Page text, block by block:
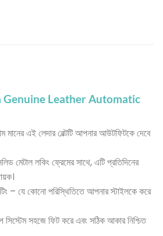
Genuine Leather Automatic
মানের এই লেদার বেল্টটি আপনার আউটফিটকে দেবে
মেটাল লকিং ফ্রেমের সাথে, এটি প্রতিদিনের
– যে কোনো পরিস্থিতিতে আপনার স্টাইলকে করে
সিস্টেম সহজে ফিট করে এবং সঠিক আকার নিশ্চিত